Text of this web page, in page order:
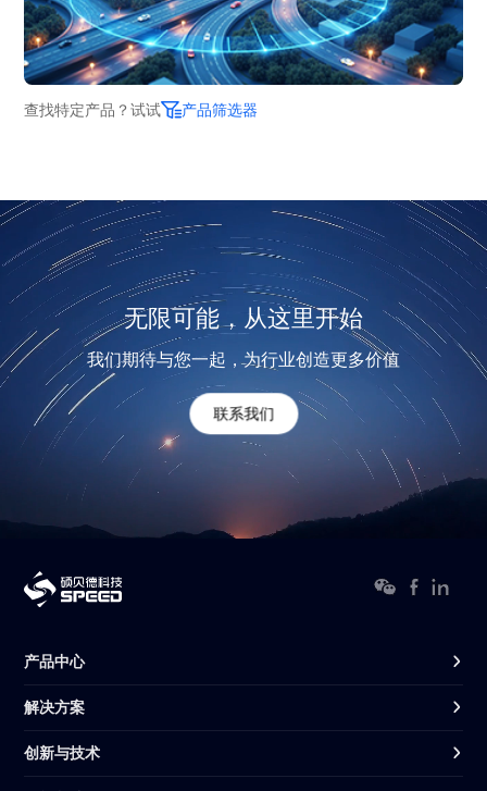
查找特定产品？试试 产品筛选器
无限可能，从这里开始
我们期待与您一起，为行业创造更多价值
联系我们
产品中心
解决方案
创新与技术